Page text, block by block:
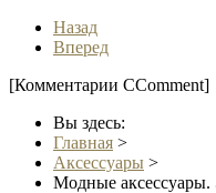
Назад
Вперед
[Комментарии CComment]
Вы здесь:
Главная >
Аксессуары >
Модные аксессуары.